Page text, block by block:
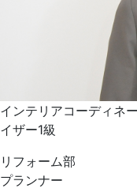
インテリアコーディネ
イザー1級
リフォーム部
プランナー